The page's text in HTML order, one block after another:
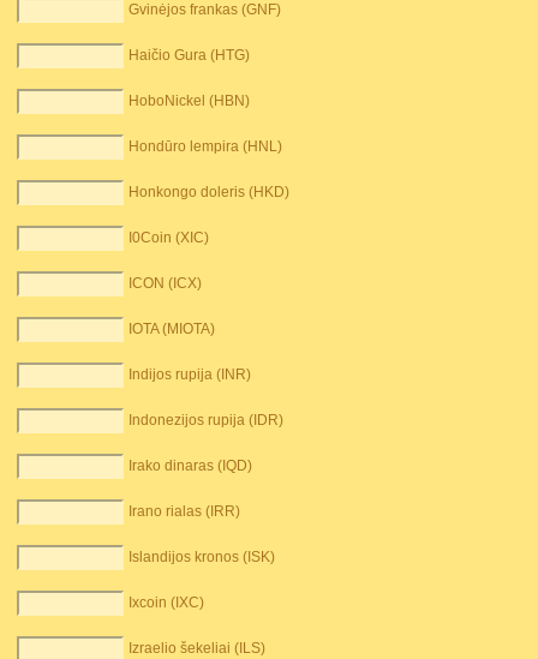
Gvinėjos frankas (GNF)
Haičio Gura (HTG)
HoboNickel (HBN)
Hondūro lempira (HNL)
Honkongo doleris (HKD)
I0Coin (XIC)
ICON (ICX)
IOTA (MIOTA)
Indijos rupija (INR)
Indonezijos rupija (IDR)
Irako dinaras (IQD)
Irano rialas (IRR)
Islandijos kronos (ISK)
Ixcoin (IXC)
Izraelio šekeliai (ILS)